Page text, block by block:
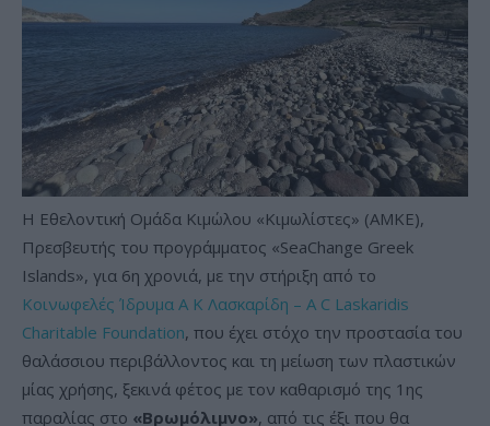
Η Εθελοντική Ομάδα Κιμώλου «Κιμωλίστες» (ΑΜΚΕ),
Πρεσβευτής του προγράμματος «SeaChange Greek
Islands», για 6η χρονιά, με την στήριξη από το
Κοινωφελές Ίδρυμα Α Κ Λασκαρίδη – A C Laskaridis
Charitable Foundation, που έχει στόχο την προστασία του
θαλάσσιου περιβάλλοντος και τη μείωση των πλαστικών
μίας χρήσης, ξεκινά φέτος με τον καθαρισμό της 1ης
παραλίας στο «Βρωμόλιμνο», από τις έξι που θα